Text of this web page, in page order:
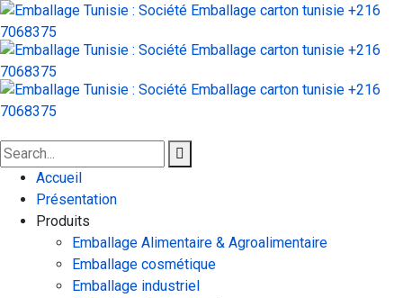
Accueil
Présentation
Produits
Emballage Alimentaire & Agroalimentaire
Emballage cosmétique
Emballage industriel